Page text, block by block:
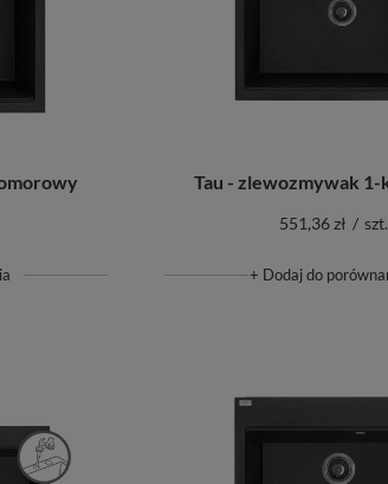
Tau - zlewozmywak
551,36 zł / szt.
+ Dodaj do